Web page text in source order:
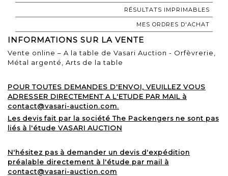
RÉSULTATS IMPRIMABLES
MES ORDRES D'ACHAT
INFORMATIONS SUR LA VENTE
Vente online – A la table de Vasari Auction - Orfèvrerie,
Métal argenté, Arts de la table
POUR TOUTES DEMANDES D'ENVOI, VEUILLEZ VOUS
ADRESSER DIRECTEMENT A L'ETUDE PAR MAIL à
contact@vasari-auction.com.
Les devis fait par la société The Packengers ne sont pas
liés à l'étude VASARI AUCTION
N'hésitez pas à demander un devis d'expédition
préalable directement à l'étude par mail à
contact@vasari-auction.com